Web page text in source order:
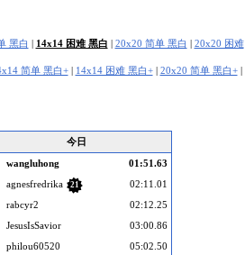
黑白 | 14x14 困难 黑白 | 20x20 简单 黑白 | 20x20 困难
简单 黑白+| 14x14 困难 黑白+| 20x20 简单 黑白+|
今日
wangluhong
01:51.63
agnesfredrika 21
02:11.01
rabcyr2
02:12.25
JesusIsSavior
03:00.86
philou60520
05:02.50